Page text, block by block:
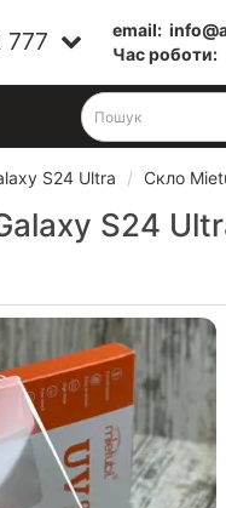
777 email:
Час роботи:
S24 Ultra Скло
S24